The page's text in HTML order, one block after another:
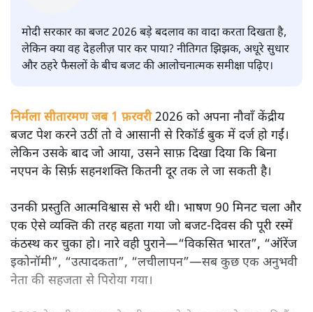
सतीश झा
मोदी सरकार का बजट 2026 बड़े बदलाव का वादा करता दिखता है,
और ठहरे फैसलों के बीच बजट की आलोचनात्मक समीक्षा पढ़िए।